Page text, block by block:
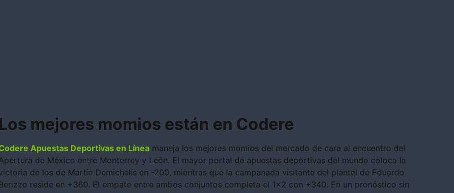
mejores momios están en Codere
Apuestas Deportivas en Línea maneja los mejores momios del mercado de cara al encuentro del
de México entre Monterrey y León. El mayor portal de apuestas deportivas del mundo coloca la
de los de Martín Demichelis en -200, mientras que la campanada visitante del plantel de Eduardo
reside en +360. El empate entre ambos conjuntos completa el 1×2 con +340. En un pronóstico sin